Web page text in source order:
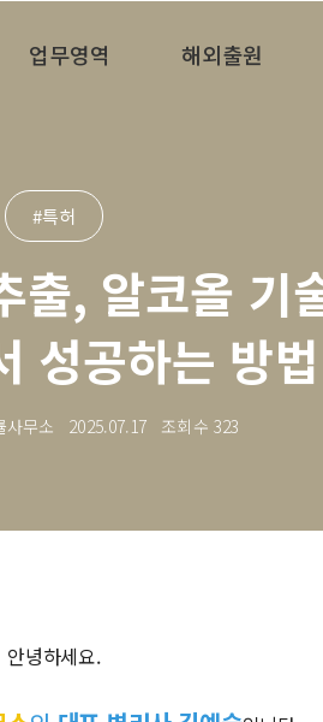
업무영역 해외출원
#특허
, 알코올 기
성공하는 방법
사무소 2025.07.17 조회수 323
안녕하세요.